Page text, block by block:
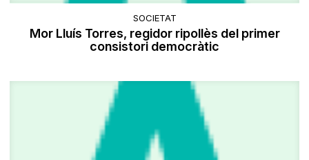
SOCIETAT
Mor Lluís Torres, regidor ripollès del primer
consistori democràtic